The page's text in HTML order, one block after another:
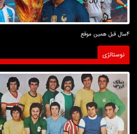
4سال قبل همین موقع
نوستالژی